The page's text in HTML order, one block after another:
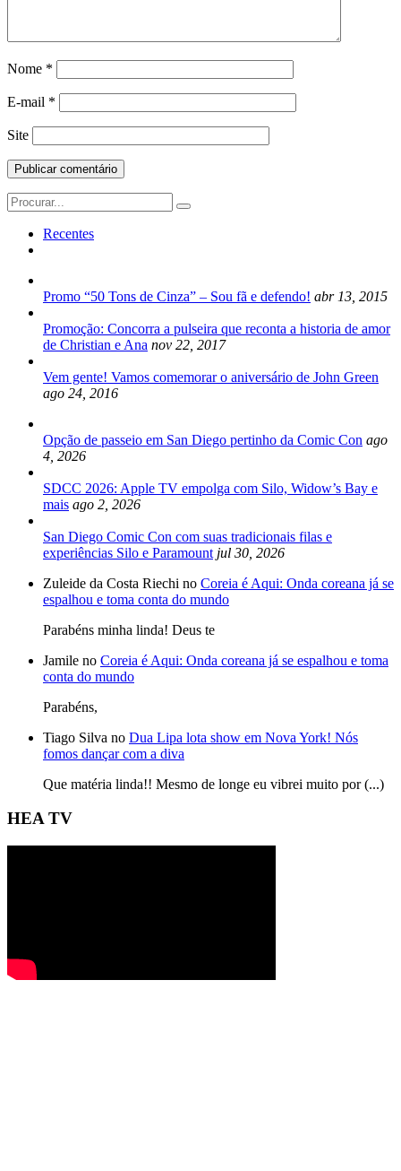
Nome *
E-mail *
Site
Search
for:
Recentes
Promo “50 Tons de Cinza” – Sou fã e defendo! abr 13, 2015
Promoção: Concorra a pulseira que reconta a historia de amor
de Christian e Ana nov 22, 2017
Vem gente! Vamos comemorar o aniversário de John Green
ago 24, 2016
Opção de passeio em San Diego pertinho da Comic Con ago
4, 2026
SDCC 2026: Apple TV empolga com Silo, Widow’s Bay e
mais ago 2, 2026
San Diego Comic Con com suas tradicionais filas e
experiências Silo e Paramount jul 30, 2026
Zuleide da Costa Riechi no Coreia é Aqui: Onda coreana já se
espalhou e toma conta do mundo
Parabéns minha linda! Deus te
Jamile no Coreia é Aqui: Onda coreana já se espalhou e toma
conta do mundo
Parabéns,
Tiago Silva no Dua Lipa lota show em Nova York! Nós
fomos dançar com a diva
Que matéria linda!! Mesmo de longe eu vibrei muito por (...)
HEA TV